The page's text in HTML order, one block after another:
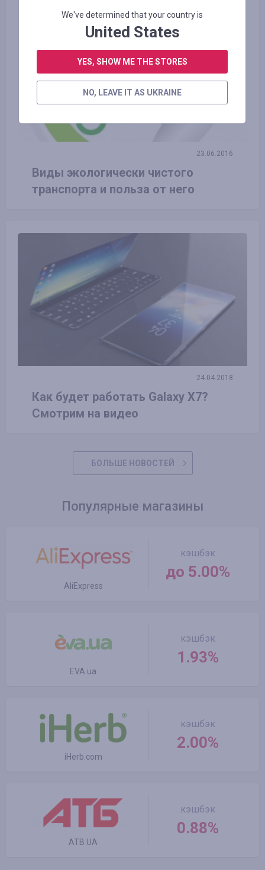
23.06.2016
Виды экологически чистого
транспорта и польза от него
24.04.2018
Как будет работать Galaxy X7?
Смотрим на видео
БОЛЬШЕ НОВОСТЕЙ
Популярные магазины
AliExpress
кэшбэк
до 5.00%
EVA.ua
кэшбэк
1.93%
iHerb.com
кэшбэк
2.00%
ATB UA
кэшбэк
0.88%
We've determined that your country is
United States
YES, SHOW ME THE STORES
NO, LEAVE IT AS UKRAINE